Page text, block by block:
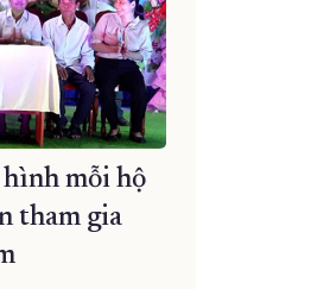
mỗi hộ
tham gia